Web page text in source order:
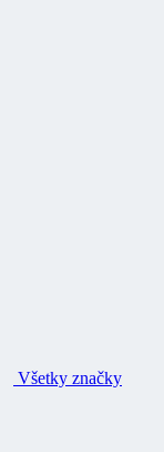
Všetky značky